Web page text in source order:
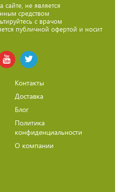
сайте, не является
средством
с врачом
публичной офертой и носит
Контакты
Доставка
Блог
Политика
конфиденциальности
О компании